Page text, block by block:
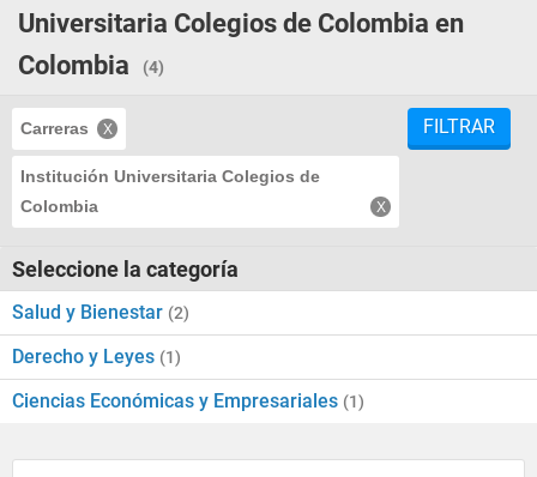
Universitaria Colegios de Colombia en
Colombia
(4)
Carreras
Institución Universitaria Colegios de
Colombia
FILTRAR
Seleccione la categoría
Salud y Bienestar (2)
Derecho y Leyes (1)
Ciencias Económicas y Empresariales (1)